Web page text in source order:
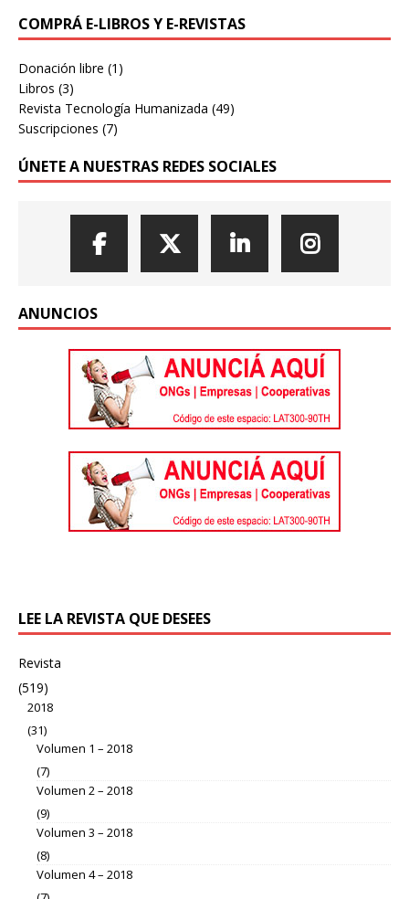
COMPRÁ E-LIBROS Y E-REVISTAS
Donación libre (1)
Libros (3)
Revista Tecnología Humanizada (49)
Suscripciones (7)
ÚNETE A NUESTRAS REDES SOCIALES
ANUNCIOS
LEE LA REVISTA QUE DESEES
Revista
(519)
2018
(31)
Volumen 1 – 2018
(7)
Volumen 2 – 2018
(9)
Volumen 3 – 2018
(8)
Volumen 4 – 2018